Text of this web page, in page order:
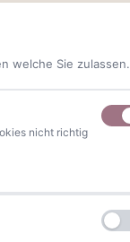
welche Sie zulassen.
nicht richtig